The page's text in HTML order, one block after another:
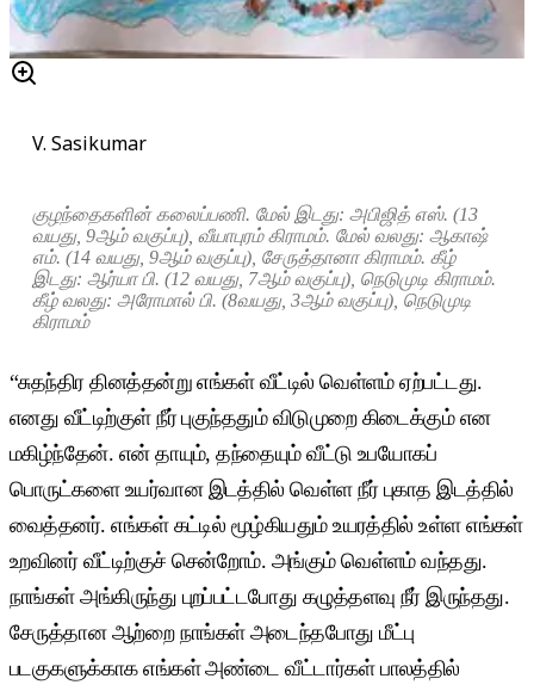
V. Sasikumar
குழந்தைகளின் கலைப்பணி. மேல் இடது: அபிஜித் எஸ். (13
வயது, 9ஆம் வகுப்பு), வீயாபுரம் கிராமம். மேல் வலது: ஆகாஷ்
எம். (14 வயது, 9ஆம் வகுப்பு), சேருத்தானா கிராமம். கீழ்
இடது: ஆர்யா பி. (12 வயது, 7ஆம் வகுப்பு), நெடுமுடி கிராமம்.
கீழ் வலது: அரோமால் பி. (8வயது, 3ஆம் வகுப்பு), நெடுமுடி
கிராமம்
“சுதந்திர தினத்தன்று எங்கள் வீட்டில் வெள்ளம் ஏற்பட்டது.
எனது வீட்டிற்குள் நீர் புகுந்ததும் விடுமுறை கிடைக்கும் என
மகிழ்ந்தேன். என் தாயும், தந்தையும் வீட்டு உபயோகப்
பொருட்களை உயர்வான இடத்தில் வெள்ள நீர் புகாத இடத்தில்
வைத்தனர். எங்கள் கட்டில் மூழ்கியதும் உயரத்தில் உள்ள எங்கள்
உறவினர் வீட்டிற்குச் சென்றோம். அங்கும் வெள்ளம் வந்தது.
நாங்கள் அங்கிருந்து புறப்பட்டபோது கழுத்தளவு நீர் இருந்தது.
சேருத்தான ஆற்றை நாங்கள் அடைந்தபோது மீட்பு
படகுகளுக்காக எங்கள் அண்டை வீட்டார்கள் பாலத்தில்